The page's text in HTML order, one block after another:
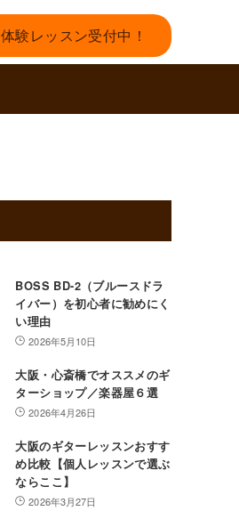
体験レッスン受付中！
BOSS BD-2（ブルースドラ
イバー）を初心者に勧めにく
い理由
2026年5月10日
大阪・心斎橋でオススメのギ
ターショップ／楽器屋６選
2026年4月26日
大阪のギターレッスンおすす
め比較【個人レッスンで選ぶ
ならここ】
2026年3月27日